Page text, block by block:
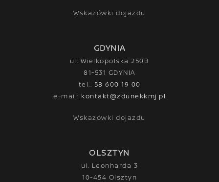
Wskazówki dojazdu
GDYNIA
ul. Wielkopolska 250B
81-531 GDYNIA
tel.: 58 600 19 00
e-mail: kontakt@zdunekkmj.pl
Wskazówki dojazdu
OLSZTYN
ul. Leonharda 3
10-454 Olsztyn